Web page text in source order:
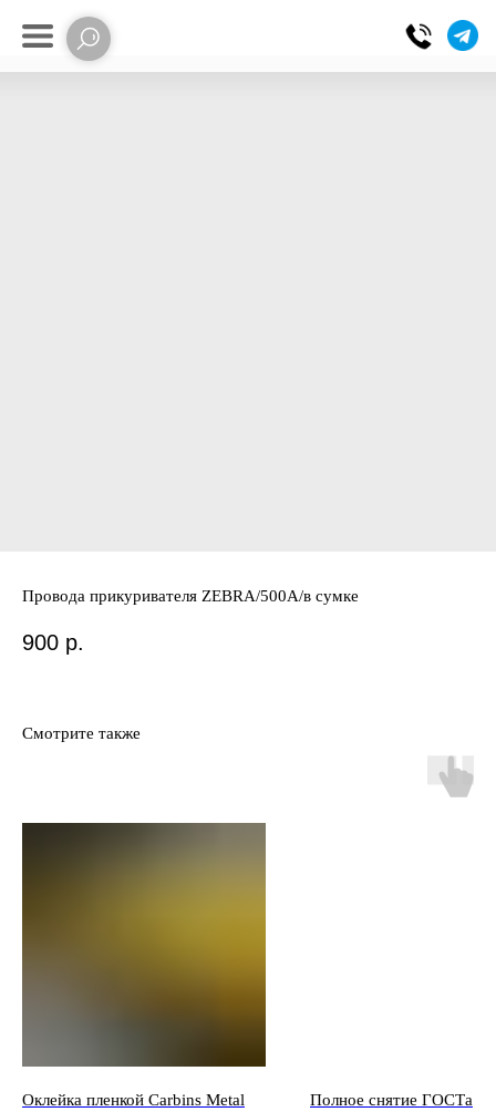
Провода прикуривателя ZEBRA/500А/в сумке
900 р.
Смотрите также
Оклейка пленкой Carbins Metal
Полное снятие ГОСТа